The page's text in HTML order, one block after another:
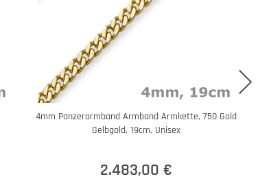
4mm Panzerarmband Armband Armkette, 750 Gold
Gelbgold, 19cm, Unisex
2.483,00 €